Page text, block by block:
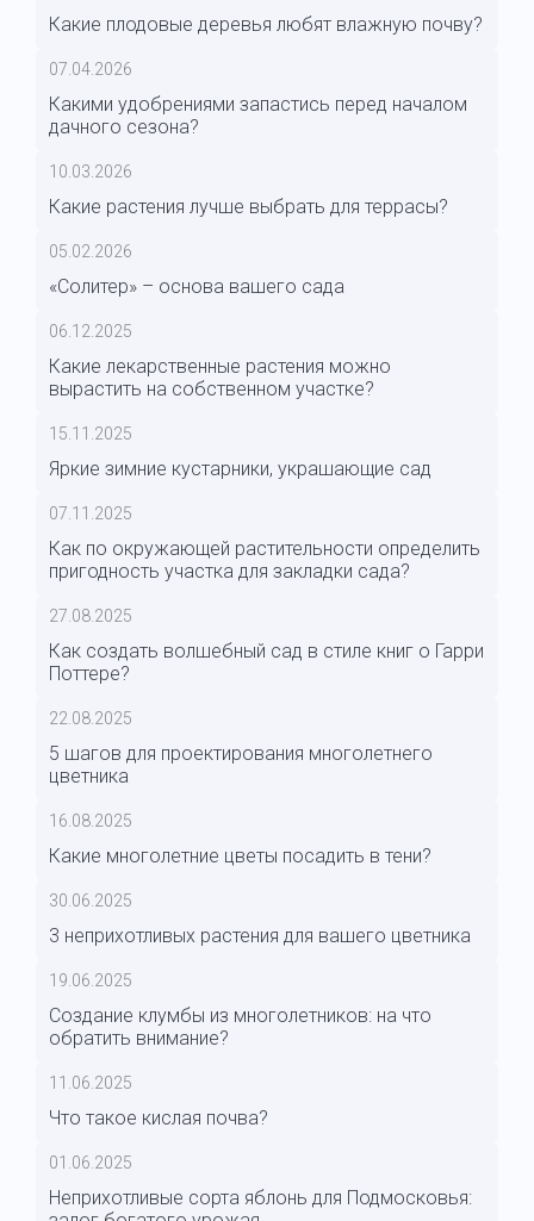
Какие плодовые деревья любят влажную почву?
07.04.2026
Какими удобрениями запастись перед началом
дачного сезона?
10.03.2026
Какие растения лучше выбрать для террасы?
05.02.2026
«Солитер» – основа вашего сада
06.12.2025
Какие лекарственные растения можно
вырастить на собственном участке?
15.11.2025
Яркие зимние кустарники, украшающие сад
07.11.2025
Как по окружающей растительности определить
пригодность участка для закладки сада?
27.08.2025
Как создать волшебный сад в стиле книг о Гарри
Поттере?
22.08.2025
5 шагов для проектирования многолетнего
цветника
16.08.2025
Какие многолетние цветы посадить в тени?
30.06.2025
3 неприхотливых растения для вашего цветника
19.06.2025
Создание клумбы из многолетников: на что
обратить внимание?
11.06.2025
Что такое кислая почва?
01.06.2025
Неприхотливые сорта яблонь для Подмосковья: